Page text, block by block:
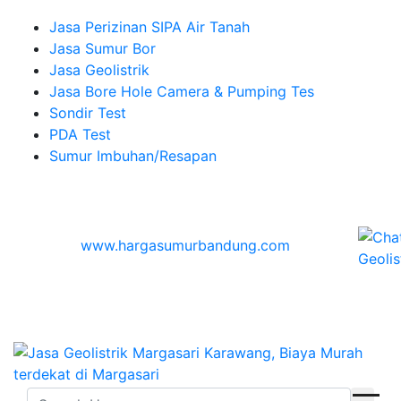
Jasa Perizinan SIPA Air Tanah
Jasa Sumur Bor
Jasa Geolistrik
Jasa Bore Hole Camera & Pumping Tes
Sondir Test
PDA Test
Sumur Imbuhan/Resapan
www.hargasumurbandung.com | Pembuatan
Izin SIPA Air Tanah, Sumur Bor, Geolistrik, Borehole